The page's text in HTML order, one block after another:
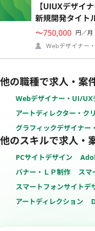
【UIUXデザイ
新規開発タイト
〜750,000 円／月
Webデザイナー
他の職種で求人・案
Webデザイナー・UI/UX
アートディレクター・ク
グラフィックデザイナー
他のスキルで求人・
PCサイトデザイン
バナー・ＬＰ制作
スマ
スマートフォンサイトデ
アートディレクション